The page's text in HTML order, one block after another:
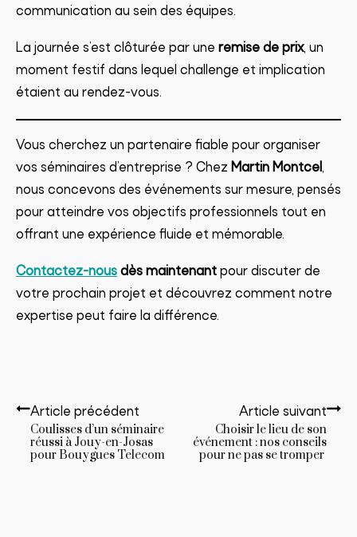
communication au sein des équipes.
La journée s’est clôturée par une remise de prix, un
moment festif dans lequel challenge et implication
étaient au rendez-vous.
Vous cherchez un partenaire fiable pour organiser
vos séminaires d’entreprise ? Chez Martin Montcel,
nous concevons des événements sur mesure, pensés
pour atteindre vos objectifs professionnels tout en
offrant une expérience fluide et mémorable.
Contactez-nous dès maintenant pour discuter de
votre prochain projet et découvrez comment notre
expertise peut faire la différence.
Article précédent
Coulisses d’un séminaire
réussi à Jouy-en-Josas
pour Bouygues Telecom
Article suivant
Choisir le lieu de son
événement : nos conseils
pour ne pas se tromper